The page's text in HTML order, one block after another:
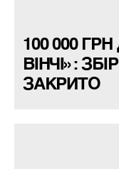
100 000
ВІНЧІ»:
ЗАКРИТО